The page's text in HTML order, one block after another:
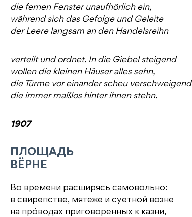
die fernen Fenster unaufhörlich ein,
während sich das Gefolge und Geleite
der Leere langsam an den Handelsreihn
verteilt und ordnet. In die Giebel steigend
wollen die kleinen Häuser alles sehn,
die Türme vor einander scheu verschweigend
die immer maßlos hinter ihnen stehn.
1907
ПЛОЩАДЬ
ВЁРНЕ
Во времени расширясь самовольно:
в свирепстве, мятеже и суетной возне
на прóводах приговоренных к казни,